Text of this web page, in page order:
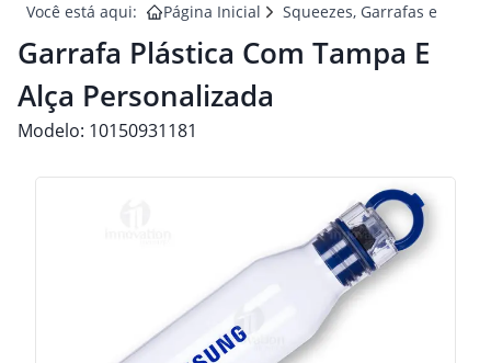
Você está aqui: Página Inicial Squeezes, Garrafas e
Garrafa Plástica Com Tampa E
Alça Personalizada
Modelo: 10150931181